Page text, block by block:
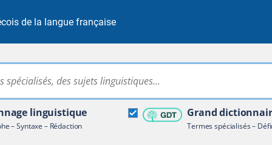
de la langue française
Rechercher dans tout le site
linguistique
– Syntaxe – Rédaction
Grand
Termes spécialisés –
terminologique